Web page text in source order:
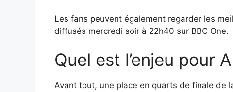
Les fans peuvent également regarder les
diffusés mercredi soir à 22h40 sur BBC One.
Quel est l’enjeu pour
Avant tout, une place en quarts de finale de